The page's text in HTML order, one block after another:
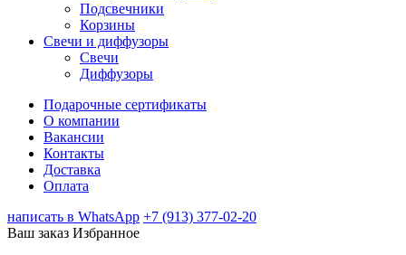
Подсвечники
Корзины
Свечи и диффузоры
Свечи
Диффузоры
Подарочные сертификаты
О компании
Вакансии
Контакты
Доставка
Оплата
написать в WhatsApp +7 (913) 377-02-20
Ваш заказ Избранное